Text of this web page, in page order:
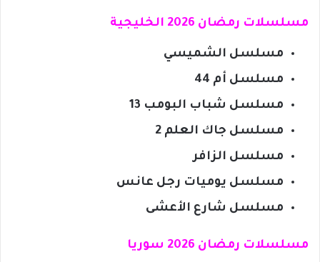
مسلسلات رمضان 2026 الخليجية
مسلسل الشميسي
مسلسل أم 44
مسلسل شباب البومب 13
مسلسل جاك العلم 2
مسلسل الزافر
مسلسل يوميات رجل عانس
مسلسل شارع الأعشى
مسلسلات رمضان 2026 سوريا